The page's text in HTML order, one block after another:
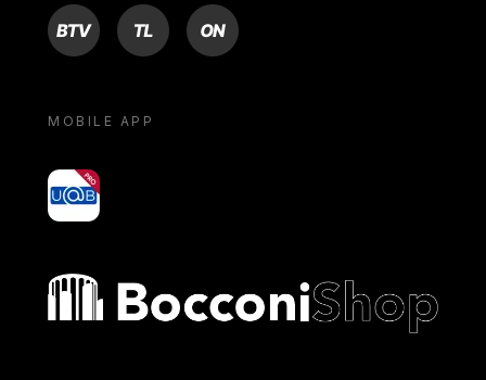
BTV TL ON
MOBILE APP
yoU@B
Bocconi shop